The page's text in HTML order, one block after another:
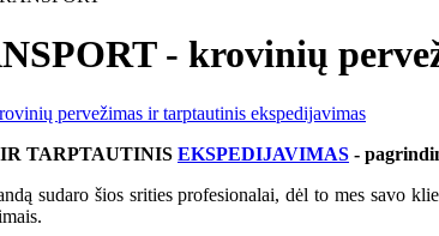
- krovinių
IR TARPTAUTINIS EKSPEDIJAVIMAS -
sudaro šios srities profesionalai, dėl to mes savo